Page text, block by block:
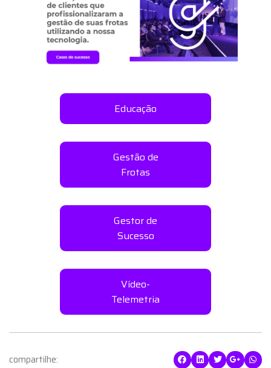
Educação
Gestão de
Frotas
Gestor de
Sucesso
Vídeo-
Telemetria
compartilhe: